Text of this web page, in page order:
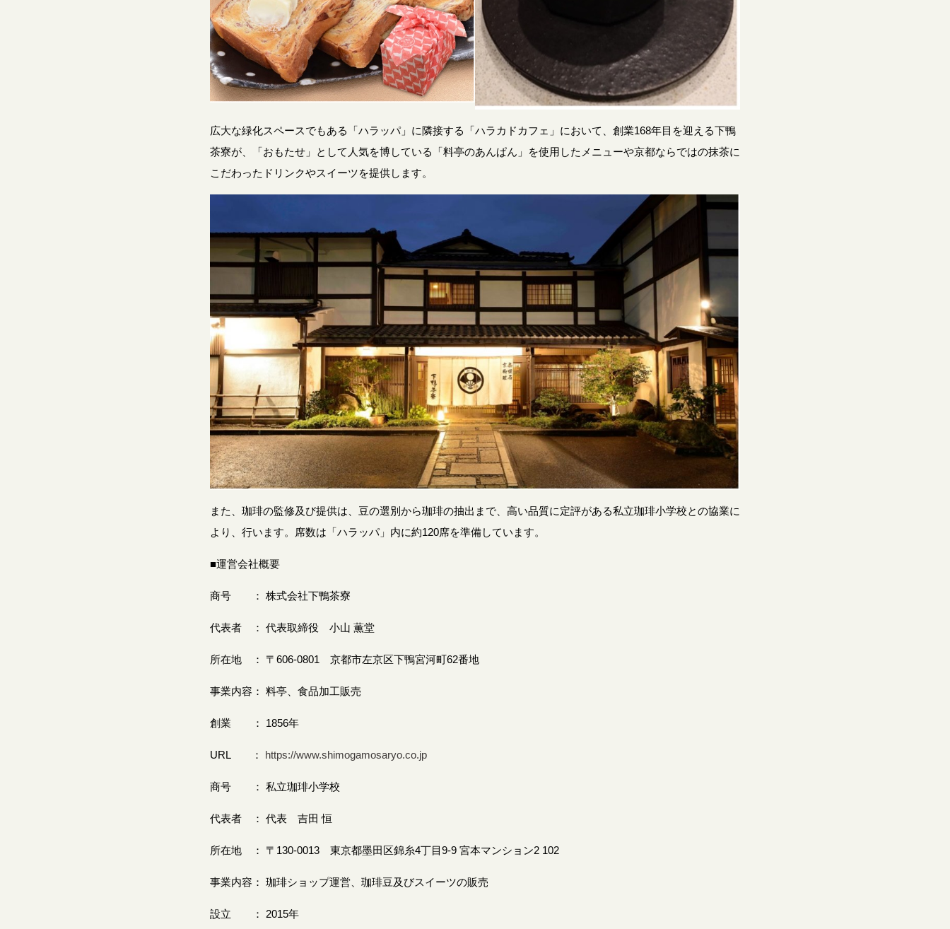
広大な緑化スペースでもある「ハラッパ」に隣接する「ハラカドカフェ」において、創業168年目を迎える下鴨
茶寮が、「おもたせ」として人気を博している「料亭のあんぱん」を使用したメニューや京都ならではの抹茶に
こだわったドリンクやスイーツを提供します。
また、珈琲の監修及び提供は、豆の選別から珈琲の抽出まで、高い品質に定評がある私立珈琲小学校との協業に
より、行います。席数は「ハラッパ」内に約120席を準備しています。
■運営会社概要
商号 ： 株式会社下鴨茶寮
代表者 ： 代表取締役 小山 薫堂
所在地 ： 〒606-0801 京都市左京区下鴨宮河町62番地
事業内容： 料亭、食品加工販売
創業 ： 1856年
URL ： https://www.shimogamosaryo.co.jp
商号 ： 私立珈琲小学校
代表者 ： 代表 吉田 恒
所在地 ： 〒130-0013 東京都墨田区錦糸4丁目9-9 宮本マンション2 102
事業内容： 珈琲ショップ運営、珈琲豆及びスイーツの販売
設立 ： 2015年